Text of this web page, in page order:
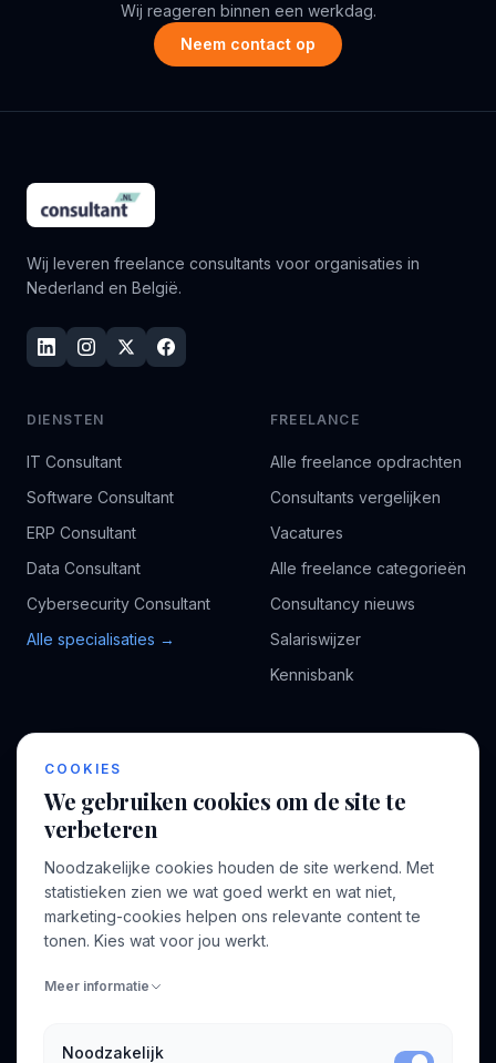
Wij reageren binnen een werkdag.
Neem contact op
Wij leveren freelance consultants voor organisaties in
Nederland en België.
DIENSTEN
IT Consultant
Software Consultant
ERP Consultant
Data Consultant
Cybersecurity Consultant
Alle specialisaties →
FREELANCE
Alle freelance opdrachten
Consultants vergelijken
Vacatures
Alle freelance categorieën
Consultancy nieuws
Salariswijzer
Kennisbank
BEDRIJF
Bedrijven
Blog
Contact
VOOR CONSULTANTS
Inloggen
INFORMATIE
COOKIES
We gebruiken cookies om de site te
verbeteren
Noodzakelijke cookies houden de site werkend. Met
statistieken zien we wat goed werkt en wat niet,
marketing-cookies helpen ons relevante content te
tonen. Kies wat voor jou werkt.
Meer informatie
Noodzakelijk